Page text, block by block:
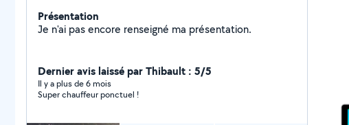
Présentation
Je n'ai pas encore renseigné ma présentation.
Dernier avis laissé par Thibault : 5/5
Il y a plus de 6 mois
Super chauffeur ponctuel !